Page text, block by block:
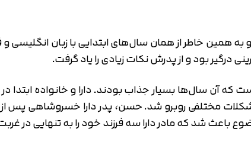
دارا خسروشاهی در زمان مهاجرت از ایران 9 ساله بود و به همین خاطر از همان سال‌های
درگیر بود و از پدرش نکات زیادی را یاد گرفت.
آن سال‌ها بسیار جذاب بودند. دارا و خانواده
مختلفی روبرو شد. حسن، پدر دارا خسروشاهی پس
باعث شد که مادر دارا سه فرزند خود را به تنهایی در